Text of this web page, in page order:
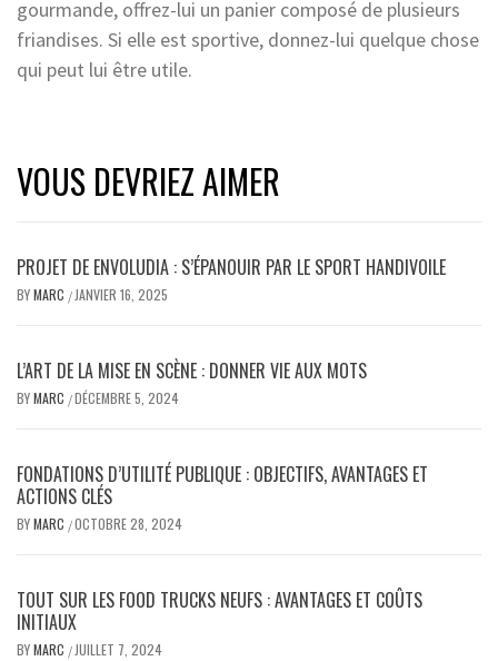
gourmande, offrez-lui un panier composé de plusieurs
friandises. Si elle est sportive, donnez-lui quelque chose
qui peut lui être utile.
VOUS DEVRIEZ AIMER
PROJET DE ENVOLUDIA : S’ÉPANOUIR PAR LE SPORT HANDIVOILE
BYMARC / JANVIER 16, 2025
L’ART DE LA MISE EN SCÈNE : DONNER VIE AUX MOTS
BYMARC /DÉCEMBRE 5, 2024
FONDATIONS D’UTILITÉ PUBLIQUE : OBJECTIFS, AVANTAGES ET
ACTIONS CLÉS
BYMARC /OCTOBRE 28, 2024
TOUT SUR LES FOOD TRUCKS NEUFS : AVANTAGES ET COÛTS
INITIAUX
BYMARC / JUILLET 7, 2024